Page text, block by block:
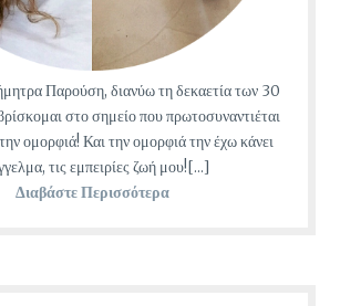
Παρούση, διανύω τη δεκαετία των 30
στο σημείο που πρωτοσυναντιέται
ομορφιά! Και την ομορφιά την έχω κάνει
τις εμπειρίες ζωή μου![...]
Διαβάστε Περισσότερα